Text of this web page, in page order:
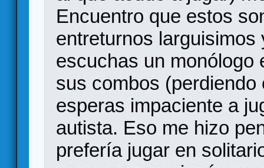
Encuentro que estos
entreturnos
escuchas un monólogo
sus combos
esperas impaciente a
autista. Eso me hizo
prefería jugar en